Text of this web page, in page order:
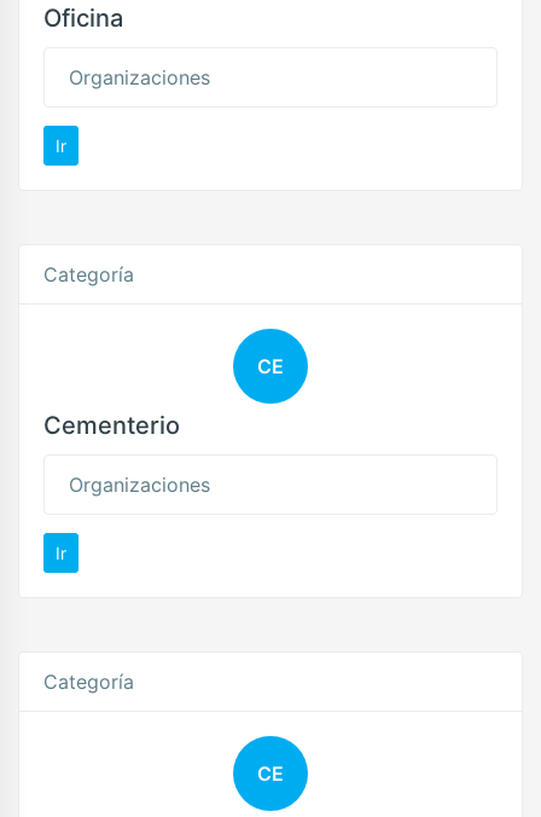
Oficina
Organizaciones
Ir
Categoría
CE
Cementerio
Organizaciones
Ir
Categoría
CE